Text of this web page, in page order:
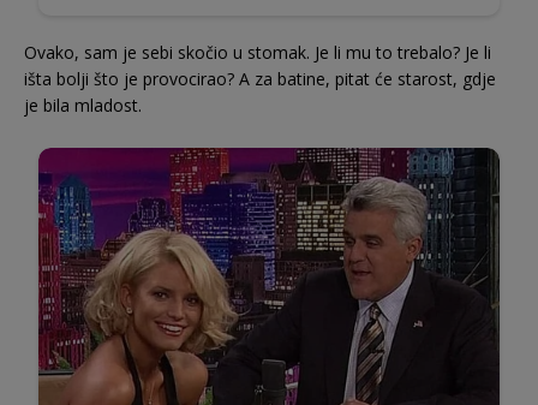
Ovako, sam je sebi skočio u stomak. Je li mu to trebalo? Je li
išta bolji što je provocirao? A za batine, pitat će starost, gdje
je bila mladost.